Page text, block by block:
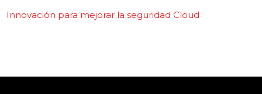
Innovación para mejorar la seguridad Cloud